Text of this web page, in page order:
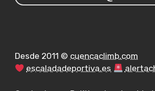
Desde 2011 © cuencaclimb.com
escaladadeportiva.es